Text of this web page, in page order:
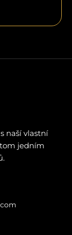
naší vlastní
jedním